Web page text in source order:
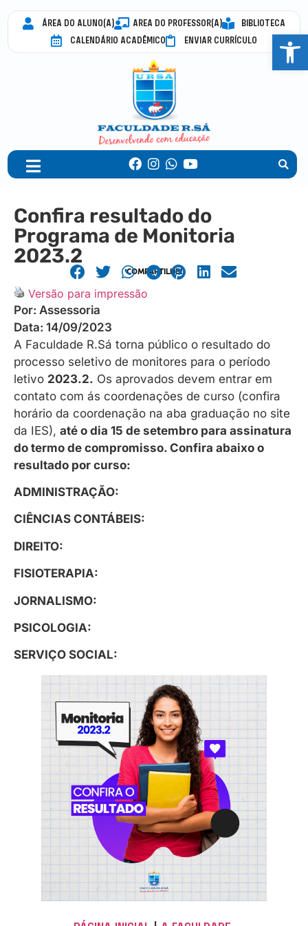
ÁREA DO ALUNO(A) AREA DO PROFESSOR(A)
BIBLIOTECA
CALENDÁRIO ACADÊMICO
ENVIAR CURRÍCULO
Confira resultado do
Programa de Monitoria
2023.2
COMPARTILHE!
Versão para impressão
Por: Assessoria
Data: 14/09/2023
A Faculdade R.Sá torna público o resultado do
processo seletivo de monitores para o período
letivo 2023.2. Os aprovados devem entrar em
contato com ás coordenações de curso (confira
horário da coordenação na aba graduação no site
da IES), até o dia 15 de setembro para assinatura
do termo de compromisso. Confira abaixo o
resultado por curso:
ADMINISTRAÇÃO:
CIÊNCIAS CONTÁBEIS:
DIREITO:
FISIOTERAPIA:
JORNALISMO:
PSICOLOGIA:
SERVIÇO SOCIAL:
Abrir